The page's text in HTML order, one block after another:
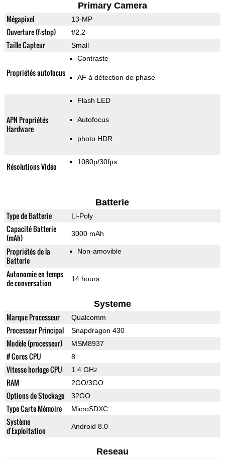
Primary Camera
Mégapixel 13-MP
Ouverture (f-stop) f/2.2
Taille Capteur Small
Propriétés autofocus
Contraste
AF à détection de phase
APN Propriétés
Hardware
Flash LED
Autofocus
photo HDR
Résolutions Vidéo 1080p/30fps
Batterie
Type de Batterie Li-Poly
Capacité Batterie
(mAh)
3000 mAh
Propriétés de la
Batterie
Non-amovible
Autonomie en temps
de conversation
14 hours
Systeme
Marque Processeur Qualcomm
Processeur Principal Snapdragon 430
Modèle (processeur) MSM8937
# Cores CPU 8
Vitesse horloge CPU 1.4 GHz
RAM 2GO/3GO
Options de Stockage 32GO
Type Carte Mémoire MicroSDXC
Système
d'Exploitation
Android 8.0
Reseau